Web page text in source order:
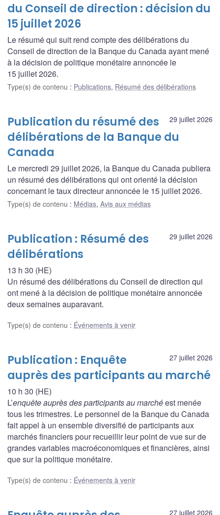
du Conseil de direction : décision du
15 juillet 2026
Le résumé qui suit rend compte des délibérations du
Conseil de direction de la Banque du Canada ayant mené
à la décision de politique monétaire annoncée le
15 juillet 2026.
Type(s) de contenu : Publications, Résumé des délibérations
29 juillet 2026
Publication du résumé des
délibérations de la Banque du
Canada
Le mercredi 29 juillet 2026, la Banque du Canada publiera
un résumé des délibérations qui ont orienté la décision
concernant le taux directeur annoncée le 15 juillet 2026.
Type(s) de contenu : Médias, Avis aux médias
29 juillet 2026
Publication : Résumé des
délibérations
13 h 30 (HE)
Un résumé des délibérations du Conseil de direction qui
ont mené à la décision de politique monétaire annoncée
deux semaines auparavant.
Type(s) de contenu : Événements à venir
27 juillet 2026
Publication : Enquête
auprès des participants au marché
10 h 30 (HE)
L’enquête auprès des participants au marchéest menée
tous les trimestres. Le personnel de la Banque du Canada
fait appel à un ensemble diversifié de participants aux
marchés financiers pour recueillir leur point de vue sur de
grandes variables macroéconomiques et financières, ainsi
que sur la politique monétaire.
Type(s) de contenu : Événements à venir
27 juillet 2026